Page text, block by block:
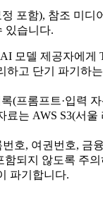
함), 참조 미디
있습니다.
모델 제공자에
고 단기 파기하
프롬프트·입력
는 AWS S3(서
호, 여권번호, 금
되지 않도록 주
파기합니다.